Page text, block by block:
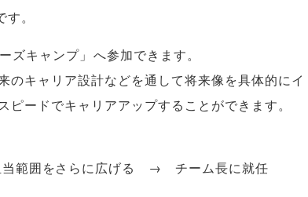
す。
ズキャンプ」 へ参加できます。
のキャリア設計などを通して将来像を具体的にイ
ピードでキャリアアップすることができます。
範囲をさらに広げる → チーム長に就任